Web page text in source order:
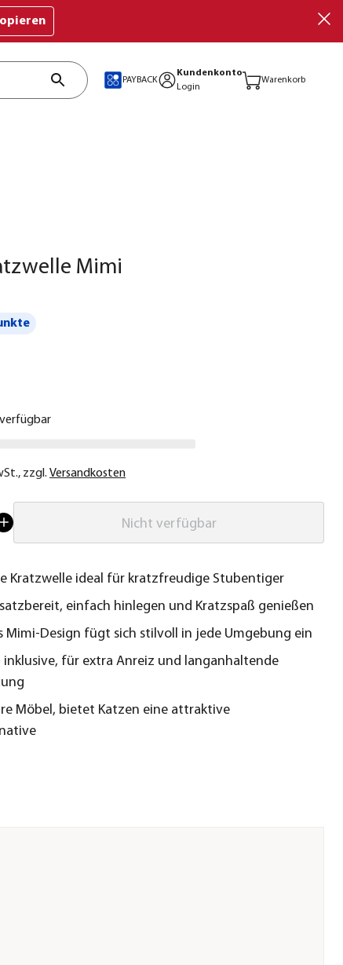
PAYBACK
Kundenkonto
Login
Warenkorb
Mimi
, zzgl. Versandkosten
Nicht verfügbar
Kratzwelle ideal für kratzfreudige Stubentiger
einfach hinlegen und Kratzspaß genießen
Mimi-Design fügt sich stilvoll in jede Umgebung ein
inklusive, für extra Anreiz und langanhaltende
Möbel, bietet Katzen eine attraktive